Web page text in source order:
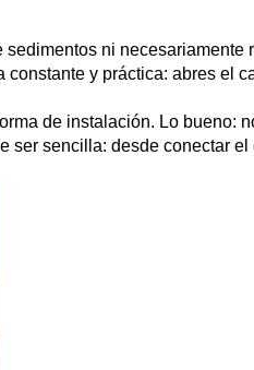
sedimentos ni
constante y práctica: abres el
de instalación. Lo
ser sencilla: desde conectar